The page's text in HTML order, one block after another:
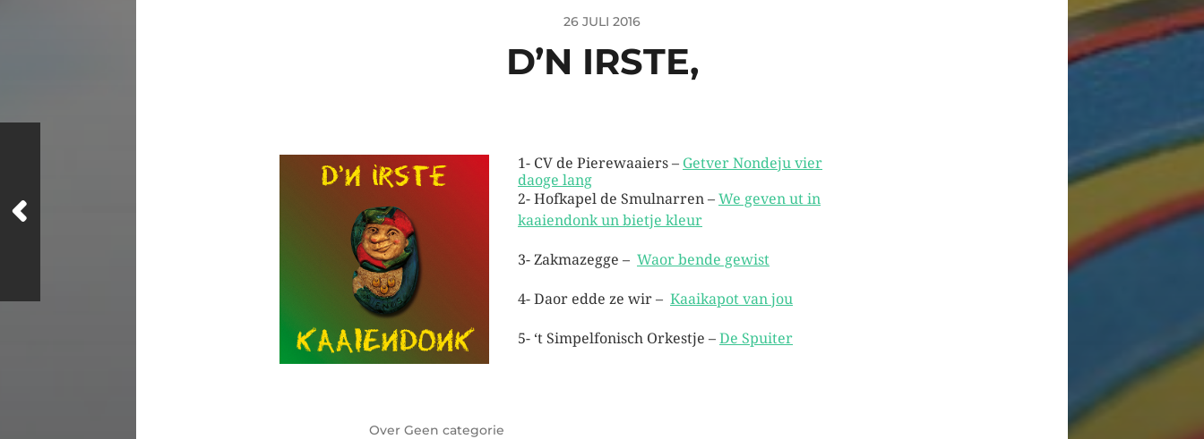
26 JULI 2016
D’N IRSTE,
1- CV de Pierewaaiers – Getver Nondeju vier
daoge lang
2- Hofkapel de Smulnarren – We geven ut in
kaaiendonk un bietje kleur
3- Zakmazegge – Waor bende gewist
4- Daor edde ze wir – Kaaikapot van jou
5- ‘t Simpelfonisch Orkestje – De Spuiter
Over Geen categorie